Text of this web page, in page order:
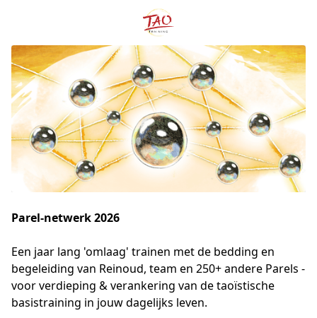
Parel-netwerk 2026
Een jaar lang 'omlaag' trainen met de bedding en
begeleiding van Reinoud, team en 250+ andere Parels -
voor verdieping & verankering van de taoïstische
basistraining in jouw dagelijks leven.